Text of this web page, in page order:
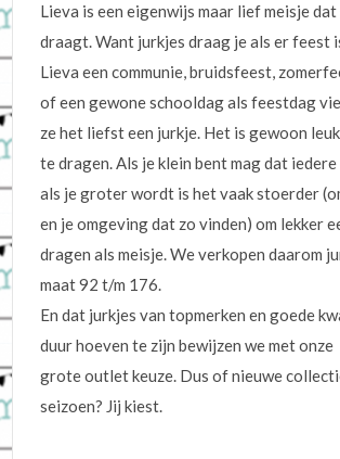
Lieva is een eigenwijs maar lief meisje
draagt. Want jurkjes draag je als er feest
Lieva een communie, bruidsfeest,
of een gewone schooldag als feestdag
ze het liefst een jurkje. Het is gewoon
te dragen. Als je klein bent mag dat
als je groter wordt is het vaak stoerder
en je omgeving dat zo vinden) om lekker
dragen als meisje. We verkopen daarom
maat 92 t/m 176.
En dat jurkjes van topmerken en goede
duur hoeven te zijn bewijzen we met onze
grote outlet keuze. Dus of nieuwe
seizoen? Jij kiest.